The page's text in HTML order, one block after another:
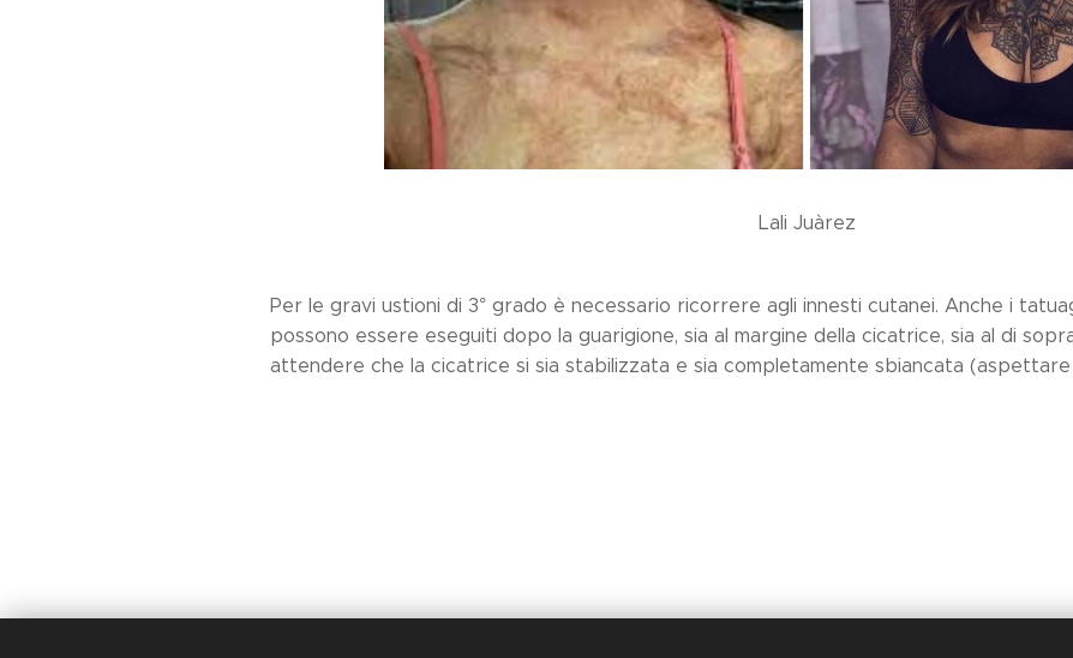
Lali Juàrez
Per le gravi ustioni di 3° grado è necessario ricorrere agli innesti cutanei. Anche i
possono essere eseguiti dopo la guarigione, sia al margine della cicatrice, sia al di
attendere che la cicatrice si sia stabilizzata e sia completamente sbiancata (aspettare